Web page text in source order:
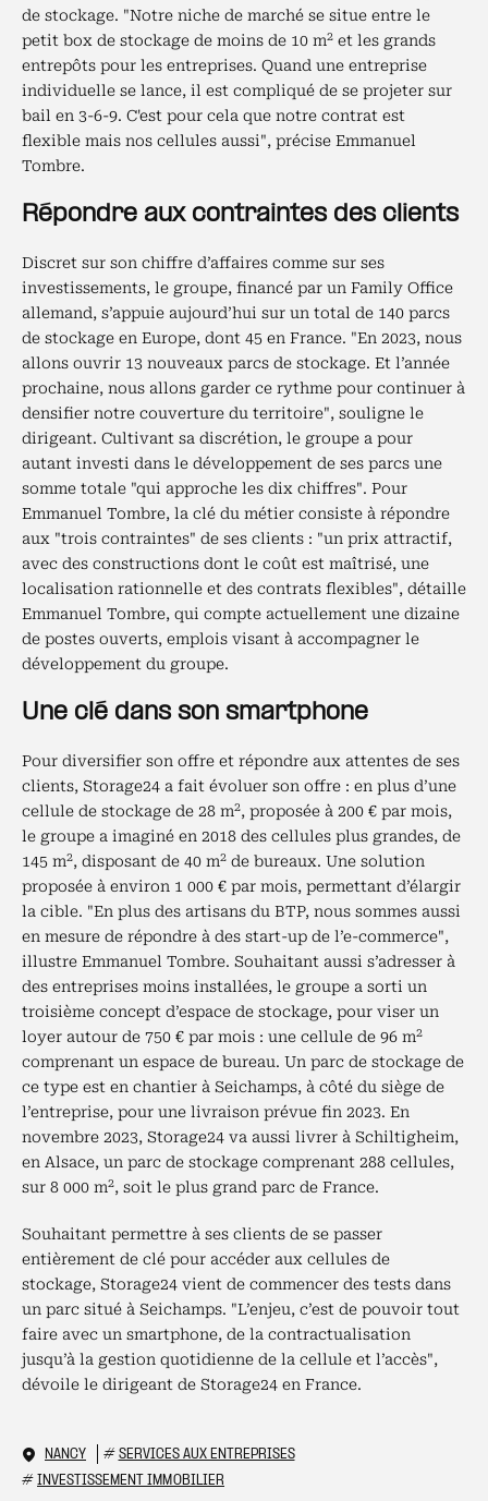
de stockage. "Notre niche de marché se situe entre le
petit box de stockage de moins de 10 m2 et les grands
entrepôts pour les entreprises. Quand une entreprise
individuelle se lance, il est compliqué de se projeter sur
bail en 3-6-9. C'est pour cela que notre contrat est
flexible mais nos cellules aussi", précise Emmanuel
Tombre.
Répondre aux contraintes des clients
Discret sur son chiffre d’affaires comme sur ses
investissements, le groupe, financé par un Family Office
allemand, s’appuie aujourd’hui sur un total de 140 parcs
de stockage en Europe, dont 45 en France. "En 2023, nous
allons ouvrir 13 nouveaux parcs de stockage. Et l’année
prochaine, nous allons garder ce rythme pour continuer à
densifier notre couverture du territoire", souligne le
dirigeant. Cultivant sa discrétion, le groupe a pour
autant investi dans le développement de ses parcs une
somme totale "qui approche les dix chiffres". Pour
Emmanuel Tombre, la clé du métier consiste à répondre
aux "trois contraintes" de ses clients : "un prix attractif,
avec des constructions dont le coût est maîtrisé, une
localisation rationnelle et des contrats flexibles", détaille
Emmanuel Tombre, qui compte actuellement une dizaine
de postes ouverts, emplois visant à accompagner le
développement du groupe.
Une clé dans son smartphone
Pour diversifier son offre et répondre aux attentes de ses
clients, Storage24 a fait évoluer son offre : en plus d’une
cellule de stockage de 28 m2, proposée à 200 € par mois,
le groupe a imaginé en 2018 des cellules plus grandes, de
145 m2, disposant de 40 m2 de bureaux. Une solution
proposée à environ 1 000 € par mois, permettant d’élargir
la cible. "En plus des artisans du BTP, nous sommes aussi
en mesure de répondre à des start-up de l’e-commerce",
illustre Emmanuel Tombre. Souhaitant aussi s’adresser à
des entreprises moins installées, le groupe a sorti un
troisième concept d’espace de stockage, pour viser un
loyer autour de 750 € par mois : une cellule de 96 m2
comprenant un espace de bureau. Un parc de stockage de
ce type est en chantier à Seichamps, à côté du siège de
l’entreprise, pour une livraison prévue fin 2023. En
novembre 2023, Storage24 va aussi livrer à Schiltigheim,
en Alsace, un parc de stockage comprenant 288 cellules,
sur 8 000 m2, soit le plus grand parc de France.
Souhaitant permettre à ses clients de se passer
entièrement de clé pour accéder aux cellules de
stockage, Storage24 vient de commencer des tests dans
un parc situé à Seichamps. "L’enjeu, c’est de pouvoir tout
faire avec un smartphone, de la contractualisation
jusqu’à la gestion quotidienne de la cellule et l’accès",
dévoile le dirigeant de Storage24 en France.
NANCY # SERVICES AUX ENTREPRISES
# INVESTISSEMENT IMMOBILIER